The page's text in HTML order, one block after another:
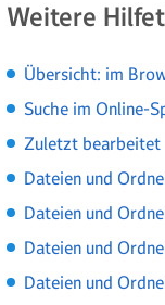
Weitere
Übersicht: im
Suche im Online-
Zuletzt bearbeitet
Dateien und
Dateien und
Dateien und
Dateien und